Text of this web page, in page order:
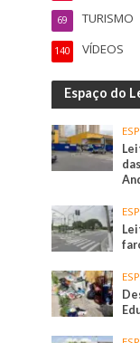
TURISMO
69
VÍDEOS
140
Espaço do